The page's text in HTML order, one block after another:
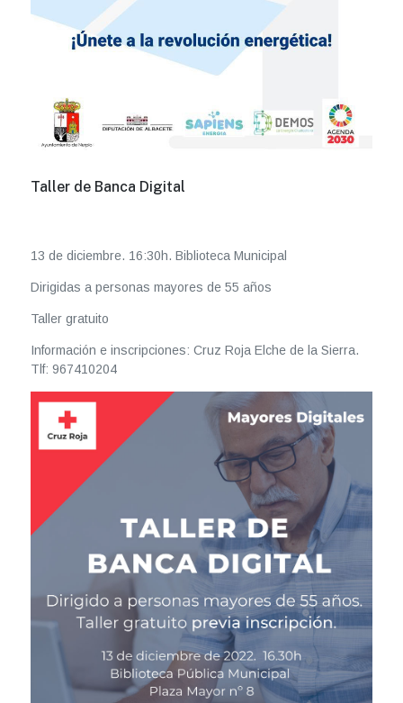
Taller de Banca Digital
13 de diciembre. 16:30h. Biblioteca Municipal
Dirigidas a personas mayores de 55 años
Taller gratuito
Información e inscripciones: Cruz Roja Elche de la Sierra.
Tlf: 967410204